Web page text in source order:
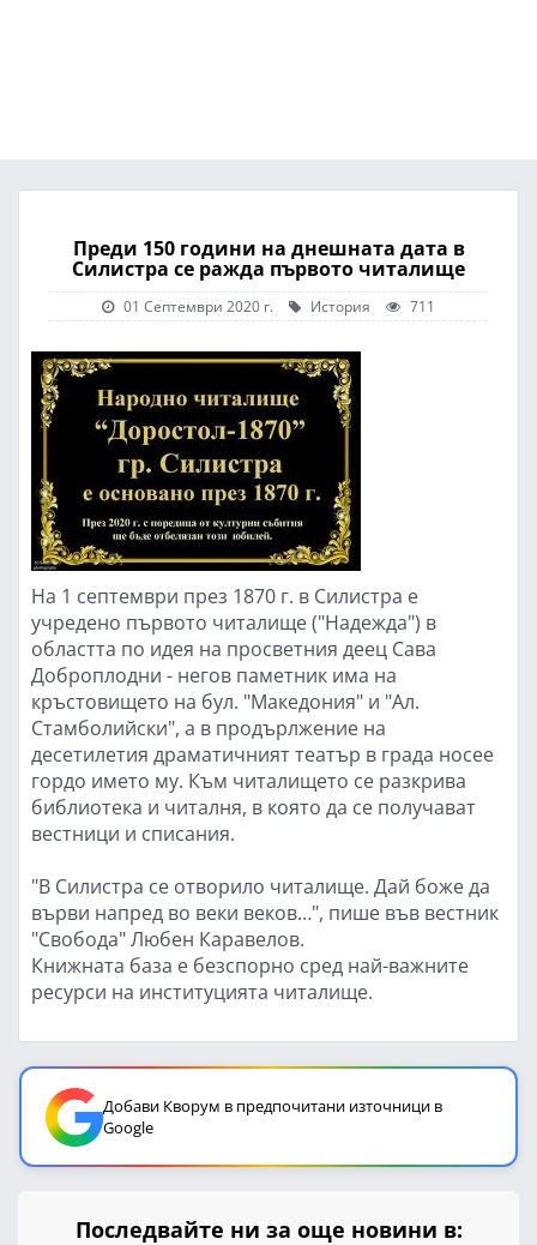
Преди 150 години на днешната дата в
Силистра се ражда първото читалище
01 Септември 2020 г. История 711
На 1 септември през 1870 г. в Силистра е
учредено първото читалище ("Надежда") в
областта по идея на просветния деец Сава
Доброплодни - негов паметник има на
кръстовището на бул. "Македония" и "Ал.
Стамболийски", а в продърлжение на
десетилетия драматичният театър в града носее
гордо името му. Към читалището се разкрива
библиотека и читалня, в която да се получават
вестници и списания.
"В Силистра се отворило читалище. Дай боже да
върви напред во веки веков…", пише във вестник
"Свобода" Любен Каравелов.
Книжната база е безспорно сред най-важните
ресурси на институцията читалище.
Добави Кворум в предпочитани източници в
Google
Последвайте ни за още новини в: